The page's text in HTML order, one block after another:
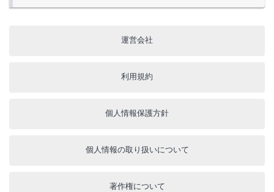
運営会社
利用規約
個人情報保護方針
個人情報の取り扱いについて
著作権について